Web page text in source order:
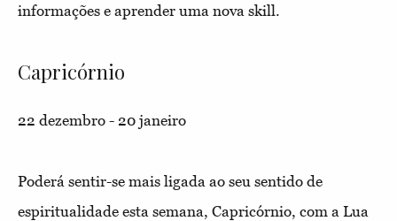
informações e aprender uma nova skill.
Capricórnio
22 dezembro - 20 janeiro
Poderá sentir-se mais ligada ao seu sentido de
espiritualidade esta semana, Capricórnio, com a Lua